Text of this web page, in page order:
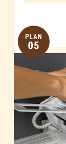
PLAN
05